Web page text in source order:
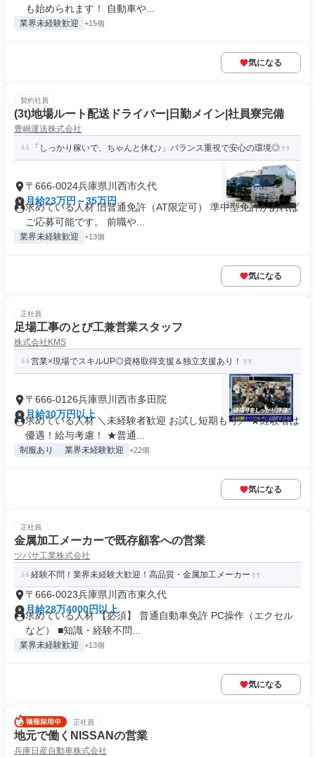
も始められます！ 自動車や...
業界未経験歓迎 +15個
気になる
契約社員
(3t)地場ルート配送ドライバー|日勤メイン|社員寮完備
豊嶋運送株式会社
「しっかり稼いで、ちゃんと休む♪」バランス重視で安心の環境◎
〒666-0024兵庫県川西市久代
月給23万円～35万円
求めている人材 旧普通免許（AT限定可） 準中型免許があれば
ご応募可能です。 前職や...
業界未経験歓迎 +13個
気になる
正社員
足場工事のとび工兼営業スタッフ
株式会社KMS
営業×現場でスキルUP◎資格取得支援＆独立支援あり！
〒666-0126兵庫県川西市多田院
月給30万円以上
求めている人材 ＼未経験者歓迎 お試し短期も可／ ★経験者は
優遇！給与考慮！ ★普通...
制服あり 業界未経験歓迎 +22個
気になる
正社員
金属加工メーカーで既存顧客への営業
ツバサ工業株式会社
経験不問！業界未経験大歓迎！高品質・金属加工メーカー
〒666-0023兵庫県川西市東久代
月給28万4000円以上
求めている人材 【必須】 普通自動車免許 PC操作（エクセル
など） ■知識・経験不問...
業界未経験歓迎 +13個
気になる
正社員
地元で働くNISSANの営業
兵庫日産自動車株式会社